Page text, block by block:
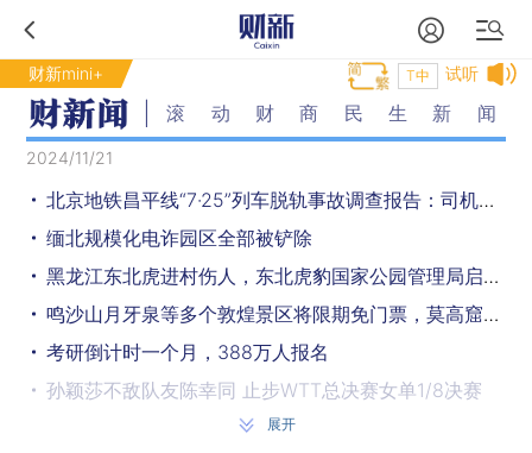
财新mini+ 试听
T中
滚动财商民生新闻
2024/11/21
北京地铁昌平线“7·25”列车脱轨事故调查报告：司机违章驾驶，行车调度员处置不当
缅北规模化电诈园区全部被铲除
黑龙江东北虎进村伤人，东北虎豹国家公园管理局启动处置工作
鸣沙山月牙泉等多个敦煌景区将限期免门票，莫高窟半价
考研倒计时一个月，388万人报名
孙颖莎不敌队友陈幸同 止步WTT总决赛女单1/8决赛
香港、深圳等地发生海水倒灌
展开